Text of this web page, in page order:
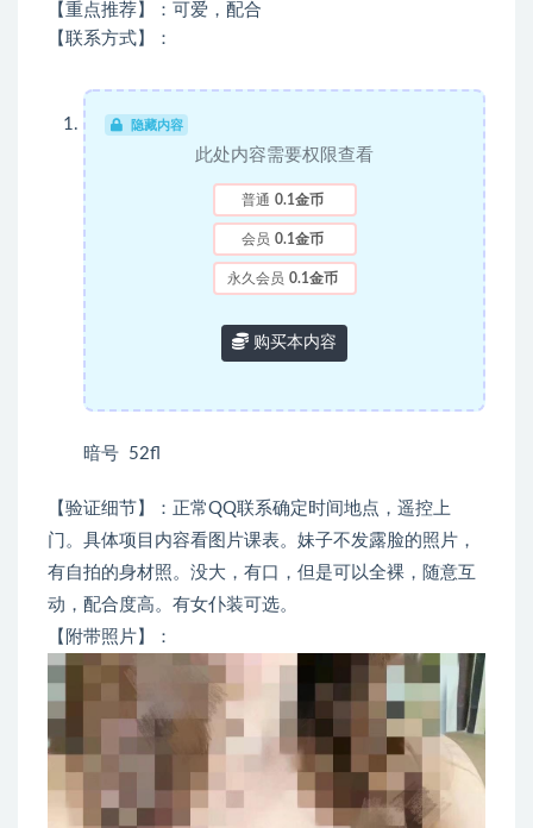
【重点推荐】：可爱，配合
【联系方式】：
隐藏内容
此处内容需要权限查看
普通 0.1金币
会员 0.1金币
永久会员 0.1金币
购买本内容
暗号 52fl
【验证细节】：正常QQ联系确定时间地点，遥控上
门。具体项目内容看图片课表。妹子不发露脸的照片，
有自拍的身材照。没大，有口，但是可以全裸，随意互
动，配合度高。有女仆装可选。
【附带照片】：